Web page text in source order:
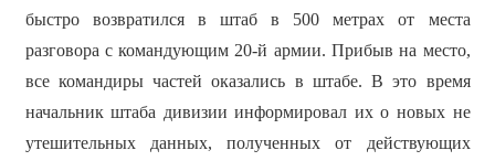
быстро возвратился в штаб в 500 метрах от места
разговора с командующим 20-й армии. Прибыв на место,
все командиры частей оказались в штабе. В это время
начальник штаба дивизии информировал их о новых не
утешительных данных, полученных от действующих